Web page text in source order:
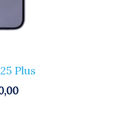
Plus